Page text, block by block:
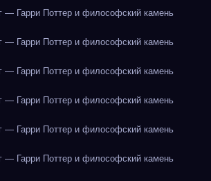
— Гарри Поттер и философский камень
— Гарри Поттер и философский камень
— Гарри Поттер и философский камень
— Гарри Поттер и философский камень
— Гарри Поттер и философский камень
— Гарри Поттер и философский камень